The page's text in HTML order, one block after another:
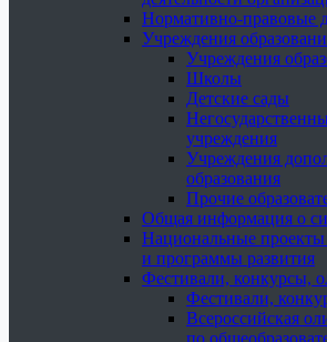
Нормативно-правовые
Учреждения
Учреждения
Школы
Детские сады
учреждения
Учреждения
образования
Прочие
Общая информация о
Национальные проекты
и программы развития
Фестивали, конкурсы,
Фестивали,
Всероссийская
по